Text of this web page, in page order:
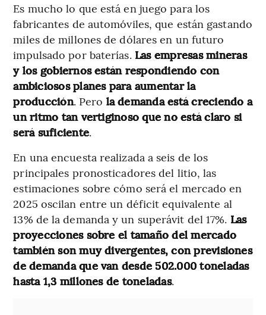
Es mucho lo que está en juego para los
fabricantes de automóviles, que están gastando
miles de millones de dólares en un futuro
impulsado por baterías.Las empresas mineras
y los gobiernos están respondiendo con
ambiciosos planes para aumentar la
producción. Pero la demanda está creciendo a
un ritmo tan vertiginoso que no está claro si
será suficiente.
En una encuesta realizada a seis de los
principales pronosticadores del litio, las
estimaciones sobre cómo será el mercado en
2025 oscilan entre un déficit equivalente al
13% de la demanda y un superávit del 17%. Las
proyecciones sobre el tamaño del mercado
también son muy divergentes, con previsiones
de demanda que van desde 502.000 toneladas
hasta 1,3 millones de toneladas.